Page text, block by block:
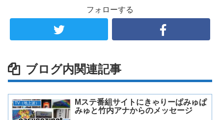
フォローする
ブログ内関連記事
TV（地上波）
Mステ番組サイトにきゃりーぱみゅぱ
みゅと竹内アナからのメッセージ